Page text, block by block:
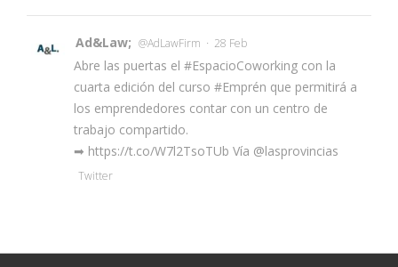
Ad&Law; @AdLawFirm · 28 Feb
Abre las puertas el #EspacioCoworking con la
cuarta edición del curso #Emprén que permitirá a
los emprendedores contar con un centro de
trabajo compartido.
➡ https://t.co/W7l2TsoTUb Vía @lasprovincias
Twitter